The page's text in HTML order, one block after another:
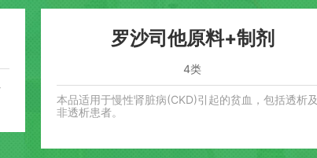
罗沙司他原料+制剂
4类
本品适用于慢性肾脏病(CKD)引起的贫血，包括透析及
非透析患者。